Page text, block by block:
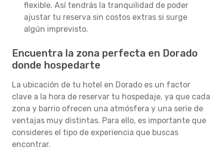
flexible. Así tendrás la tranquilidad de poder
ajustar tu reserva sin costos extras si surge
algún imprevisto.
Encuentra la zona perfecta en Dorado
donde hospedarte
La ubicación de tu hotel en Dorado es un factor
clave a la hora de reservar tu hospedaje, ya que cada
zona y barrio ofrecen una atmósfera y una serie de
ventajas muy distintas. Para ello, es importante que
consideres el tipo de experiencia que buscas
encontrar.